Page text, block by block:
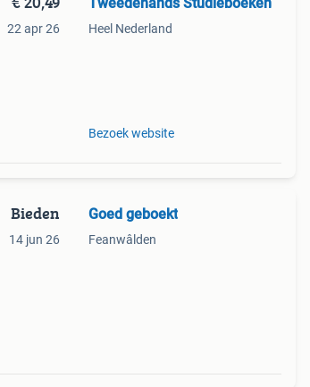
22 apr 26 Heel Nederland
Bezoek website
Bieden
14 jun 26
Goed geboekt
Feanwâlden